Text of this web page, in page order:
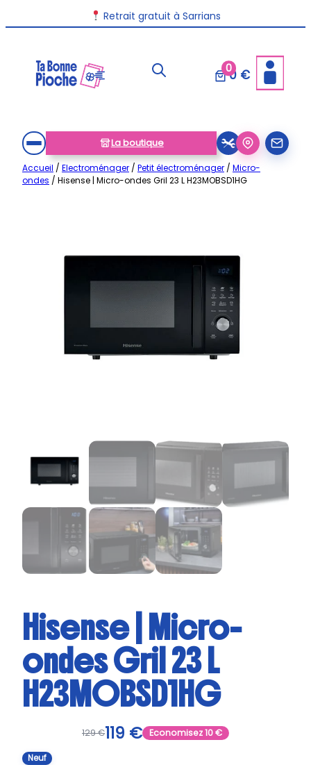
au
Retrait gratuit à Sarrians
00 €
La boutique
Accueil / Electroménager / Petit électroménager / Micro-
ondes / Hisense | Micro-ondes Gril 23 L H23MOBSD1HG
Hisense | Micro-
ondes Gril 23 L
H23MOBSD1HG
129€119 € Economisez10€
Neuf